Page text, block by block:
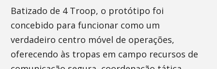
Batizado de 4 Troop, o protótipo foi
concebido para funcionar como um
verdadeiro centro móvel de operações,
oferecendo às tropas em campo recursos de